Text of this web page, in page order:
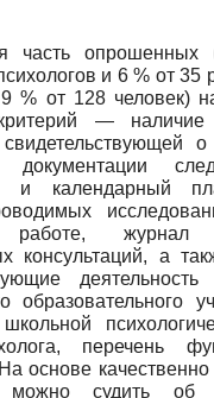
часть
и 6 % от 35
% от 128 человек)
— наличие
о
и календарный
работе, журнал
консультаций, а
образовательного
перечень
основе качественно
можно судить об